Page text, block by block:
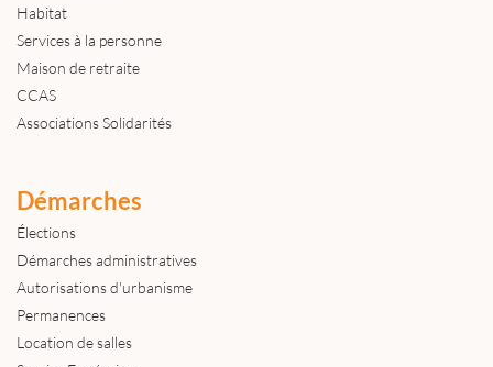
Habitat
Services à la personne
Maison de retraite
CCAS
Associations Solidarités
Démarches
Élections
Démarches administratives
Autorisations d'urbanisme
Permanences
Location de salles